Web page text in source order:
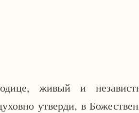
живый и
утверди, в